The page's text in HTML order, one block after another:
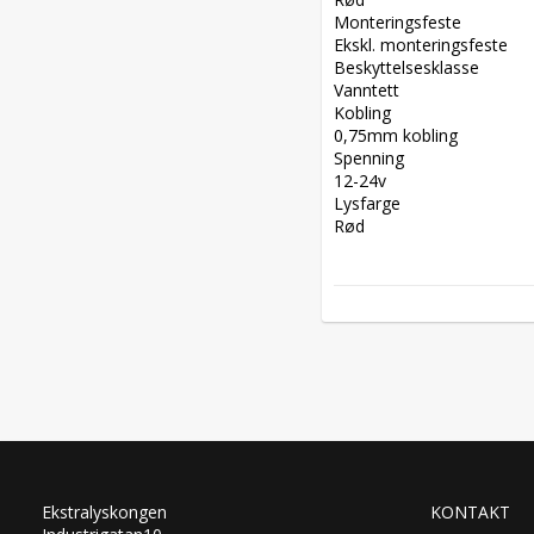
Monteringsfeste
Ekskl. monteringsfeste
Beskyttelsesklasse
Vanntett
Kobling
0,75mm kobling
Spenning
12-24v
Lysfarge
Rød
Ekstralyskongen
KONTAKT